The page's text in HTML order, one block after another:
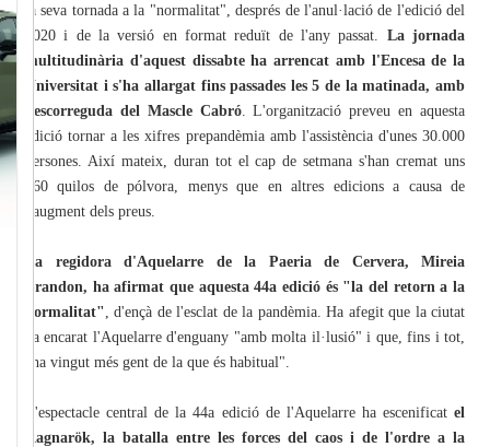
la seva tornada a la "normalitat", després de l'anul·lació de l'edició del
2020 i de la versió en format reduït de l'any passat. La jornada
multitudinària d'aquest dissabte ha arrencat amb l'Encesa de la
Universitat i s'ha allargat fins passades les 5 de la matinada, amb
l'escorreguda del Mascle Cabró. L'organització preveu en aquesta
edició tornar a les xifres prepandèmia amb l'assistència d'unes 30.000
persones. Així mateix, duran tot el cap de setmana s'han cremat uns
360 quilos de pólvora, menys que en altres edicions a causa de
l'augment dels preus.
La regidora d'Aquelarre de la Paeria de Cervera, Mireia
Brandon, ha afirmat que aquesta 44a edició és "la del retorn a la
normalitat" , d'ençà de l'esclat de la pandèmia. Ha afegit que la ciutat
ha encarat l'Aquelarre d'enguany "amb molta il·lusió" i que, fins i tot,
"ha vingut més gent de la que és habitual".
L'espectacle central de la 44a edició de l'Aquelarre ha escenificat el
Ragnarök, la batalla entre les forces del caos i de l'ordre a la